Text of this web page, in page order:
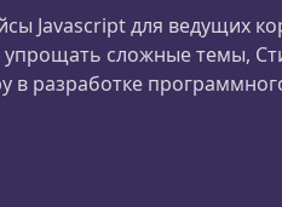
УРОК 15.
Restarting
Javascript для ведущих
сложные темы,
разработке
высоким рейтингом. Он